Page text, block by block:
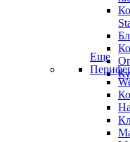
Еще